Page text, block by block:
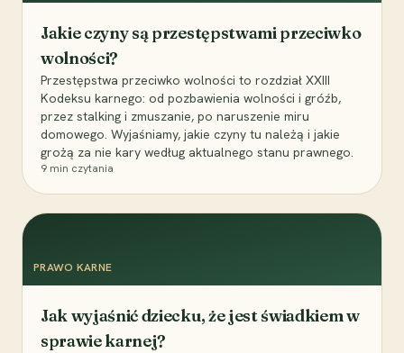
Jakie czyny są przestępstwami przeciwko
wolności?
Przestępstwa przeciwko wolności to rozdział XXIII
Kodeksu karnego: od pozbawienia wolności i gróźb,
przez stalking i zmuszanie, po naruszenie miru
domowego. Wyjaśniamy, jakie czyny tu należą i jakie
grożą za nie kary według aktualnego stanu prawnego.
9 min czytania
PRAWO KARNE
Jak wyjaśnić dziecku, że jest świadkiem w
sprawie karnej?